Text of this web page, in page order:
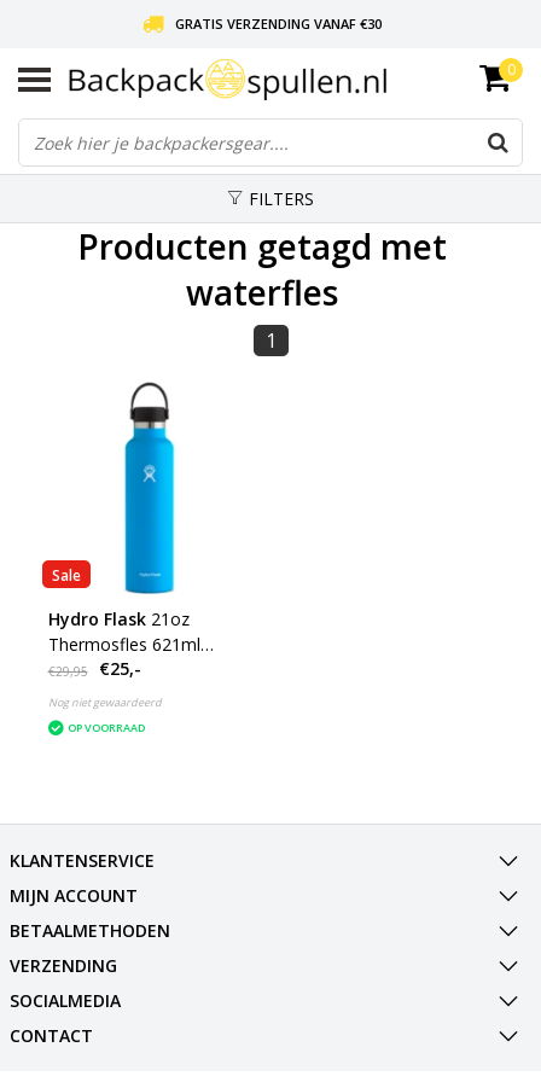
GRATIS VERZENDING VANAF €30
LIEFDE VOOR BACKPACKEN!
30 DAGEN GRATIS RETOUR
0
FILTERS
Producten getagd met
waterfles
1
Sale
Hydro Flask 21oz
Thermosfles 621ml
Standard Mouth - Flex
Cap
€29,95 €25,-
Nog niet gewaardeerd
OP VOORRAAD
KLANTENSERVICE
MIJN ACCOUNT
BETAALMETHODEN
VERZENDING
SOCIALMEDIA
CONTACT